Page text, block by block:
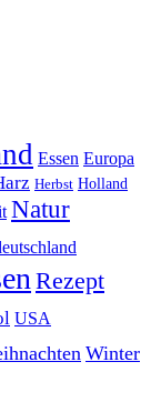
Essen Europa
Herbst Holland
Natur
Rezept
USA
Winter